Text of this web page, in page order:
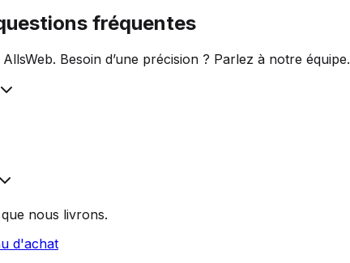
fréquentes
Besoin d’une précision ? Parlez à notre équipe.
nous livrons.
d'achat